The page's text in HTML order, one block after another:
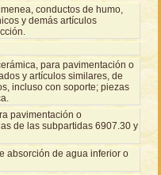
conductos de humo,
y demás artículos
para pavimentación o
y artículos similares, de
incluso con soporte; piezas
pavimentación o
de las subpartidas 6907.30 y
absorción de agua inferior o